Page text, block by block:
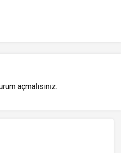
açmalısınız.